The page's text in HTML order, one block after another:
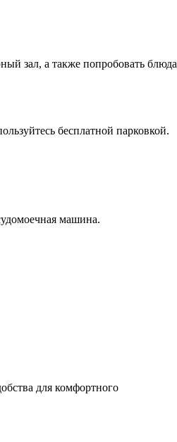
зал, а также попробовать блюда
бесплатной парковкой.
машина.
для комфортного